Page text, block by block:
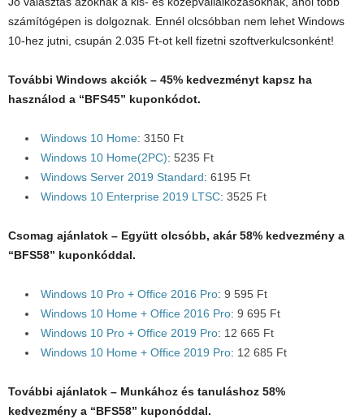
számítógépen is dolgoznak. Ennél olcsóbban nem lehet Windows
10-hez jutni, csupán 2.035 Ft-ot kell fizetni szoftverkulcsonként!
További Windows akciók – 45% kedvezményt kapsz ha
használod a “BFS45” kuponkódot.
Windows 10 Home: 3150 Ft
Windows 10 Home(2PC): 5235 Ft
Windows Server 2019 Standard: 6195 Ft
Windows 10 Enterprise 2019 LTSC: 3525 Ft
Csomag ajánlatok – Együtt olcsóbb, akár 58% kedvezmény a
“BFS58” kuponkóddal.
Windows 10 Pro + Office 2016 Pro: 9 595 Ft
Windows 10 Home + Office 2016 Pro: 9 695 Ft
Windows 10 Pro + Office 2019 Pro: 12 665 Ft
Windows 10 Home + Office 2019 Pro: 12 685 Ft
További ajánlatok – Munkához és tanuláshoz 58%
kedvezmény a “BFS58” kuponóddal.